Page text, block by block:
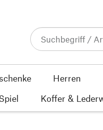
Herren
Koffer &